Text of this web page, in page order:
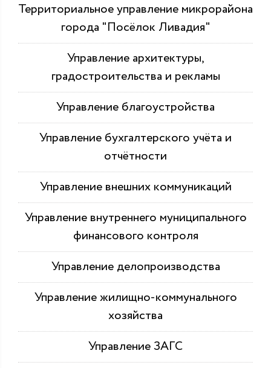
Территориальное управление микрорайона
города "Посёлок Ливадия"
Управление архитектуры,
градостроительства и рекламы
Управление благоустройства
Управление бухгалтерского учёта и
отчётности
Управление внешних коммуникаций
Управление внутреннего муниципального
финансового контроля
Управление делопроизводства
Управление жилищно-коммунального
хозяйства
Управление ЗАГС